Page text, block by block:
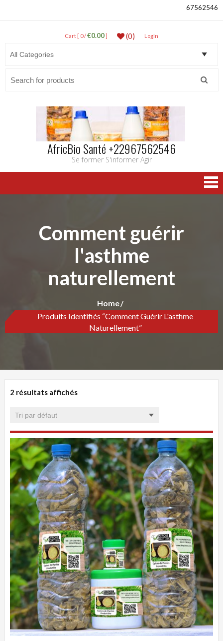
67562546
Cart [ 0 /€0.00] (0) LogIn
AfricBio Santé +22967562546
Se former S'informer Agir
Comment guérir
l'asthme
naturellement
Home
Produits Identifiés “Comment Guérir L'asthme
Naturellement”
2 résultats affichés